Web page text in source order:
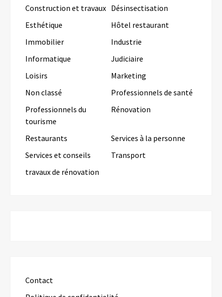
Construction et travaux Désinsectisation
Esthétique
Hôtel restaurant
Immobilier
Industrie
Informatique
Judiciaire
Loisirs
Marketing
Non classé
Professionnels de santé
Professionnels du
tourisme
Rénovation
Restaurants
Services à la personne
Services et conseils
Transport
travaux de rénovation
Contact